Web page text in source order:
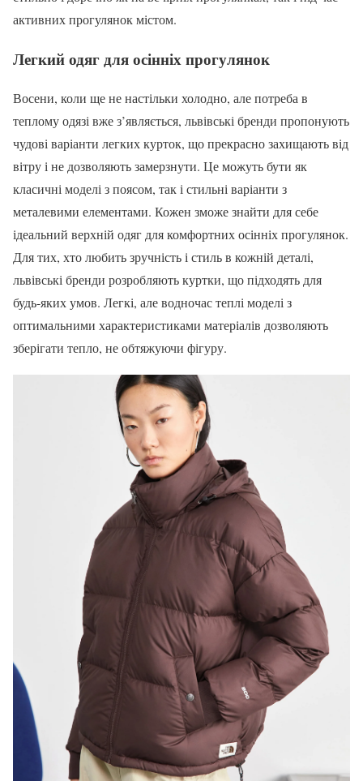
активних прогулянок містом.
Легкий одяг для осінніх прогулянок
Восени, коли ще не настільки холодно, але потреба в
теплому одязі вже з’являється, львівські бренди пропонують
чудові варіанти легких курток, що прекрасно захищають від
вітру і не дозволяють замерзнути. Це можуть бути як
класичні моделі з поясом, так і стильні варіанти з
металевими елементами. Кожен зможе знайти для себе
ідеальний верхній одяг для комфортних осінніх прогулянок.
Для тих, хто любить зручність і стиль в кожній деталі,
львівські бренди розробляють куртки, що підходять для
будь-яких умов. Легкі, але водночас теплі моделі з
оптимальними характеристиками матеріалів дозволяють
зберігати тепло, не обтяжуючи фігуру.